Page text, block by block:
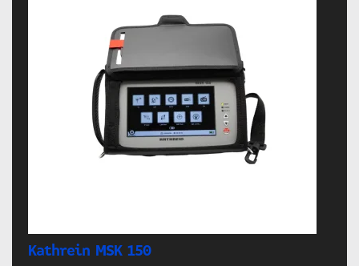
Kathrein MSK 150